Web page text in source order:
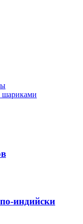
шариками
индийски